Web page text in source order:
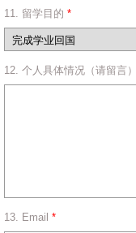
11. 留学目的 *
12. 个人具体情况（请留言）
13. Email *